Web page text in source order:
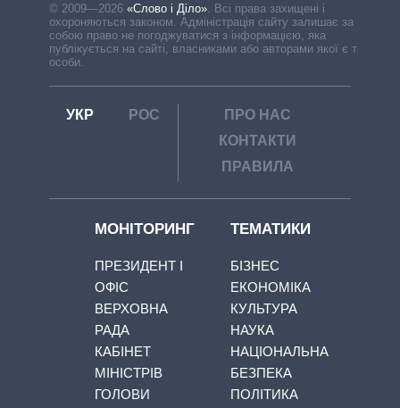
© 2009—2026 «Слово і Діло»
Всі права захищені і
охороняються законом. Адміністрація сайту залишає за
собою право не погоджуватися з інформацією, яка
публікується на сайті, власниками або авторами якої є треті
особи.
УКР РОС
ПРО НАС
КОНТАКТИ
ПРАВИЛА
МОНІТОРИНГ
ПРЕЗИДЕНТ І
ОФІС
ВЕРХОВНА
РАДА
КАБІНЕТ
МІНІСТРІВ
ГОЛОВИ
ТЕМАТИКИ
БІЗНЕС
ЕКОНОМІКА
КУЛЬТУРА
НАУКА
НАЦІОНАЛЬНА
БЕЗПЕКА
ПОЛІТИКА